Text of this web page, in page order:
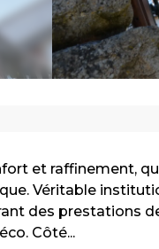
et raffinement,
Véritable
des prestations
Côté...